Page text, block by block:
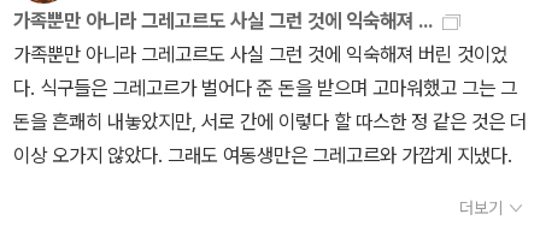
가족뿐만 아니라 그레고르도 사실 그런 것에 익숙해져 ...
가족뿐만 아니라 그레고르도 사실 그런 것에 익숙해져 버린 것이었
다. 식구들은 그레고르가 벌어다 준 돈을 받으며 고마워했고 그는 그
돈을 흔쾌히 내놓았지만, 서로 간에 이렇다 할 따스한 정 같은 것은 더
이상 오가지 않았다. 그래도 여동생만은 그레고르와 가깝게 지냈다.
더보기